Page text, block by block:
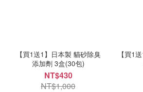
【買1送1】日本製 貓砂除臭
添加劑 3盒(30包)
NT$430
NT$1,000
【買1